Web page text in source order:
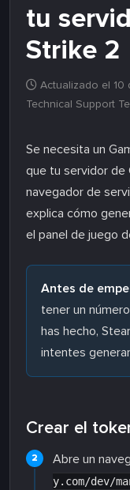
tu
Strike 2
Actualizado el
Technical Support
Se necesita un
que tu servidor de
navegador de
explica cómo
el panel de juego
Antes de
tener un
has hecho,
intentes
Crear el
Abre un
y.com/dev/